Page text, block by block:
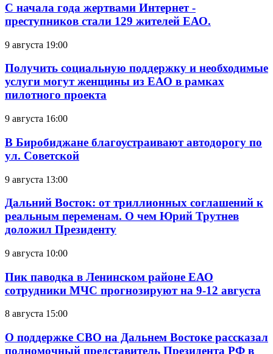
С начала года жертвами Интернет -
преступников стали 129 жителей ЕАО.
9 августа 19:00
Получить социальную поддержку и необходимые
услуги могут женщины из ЕАО в рамках
пилотного проекта
9 августа 16:00
В Биробиджане благоустраивают автодорогу по
ул. Советской
9 августа 13:00
Дальний Восток: от триллионных соглашений к
реальным переменам. О чем Юрий Трутнев
доложил Президенту
9 августа 10:00
Пик паводка в Ленинском районе ЕАО
сотрудники МЧС прогнозируют на 9-12 августа
8 августа 15:00
О поддержке СВО на Дальнем Востоке рассказал
полномочный представитель Президента РФ в